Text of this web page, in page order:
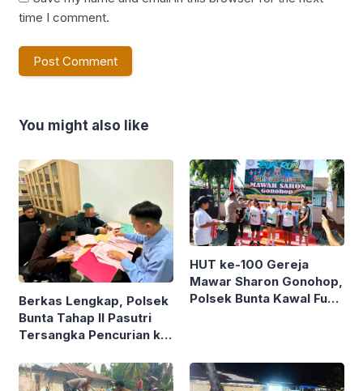
time I comment.
You might also like
Berkas Lengkap, Polsek
Bunta Tahap II Pasutri
Tersangka Pencurian ke
HUT ke-100 Gereja
Mawar Sharon Gonohop,
Polsek Bunta Kawal Fun